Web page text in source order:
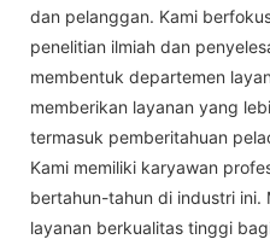
dan pelanggan. Kami
penelitian ilmiah dan
membentuk departemen
memberikan layanan yang
termasuk pemberitahuan
Kami memiliki karyawan
bertahun-tahun di industri ini.
layanan berkualitas tinggi